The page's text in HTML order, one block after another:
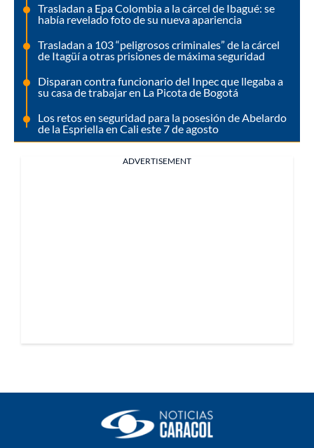
Trasladan a Epa Colombia a la cárcel de Ibagué: se
había revelado foto de su nueva apariencia
Trasladan a 103 “peligrosos criminales” de la cárcel
de Itagüí a otras prisiones de máxima seguridad
Disparan contra funcionario del Inpec que llegaba a
su casa de trabajar en La Picota de Bogotá
Los retos en seguridad para la posesión de Abelardo
de la Espriella en Cali este 7 de agosto
ADVERTISEMENT